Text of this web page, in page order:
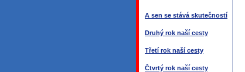
A sen se stává skutečností
Druhý rok naší cesty
Třetí rok naší cesty
Čtvrtý rok naší cesty